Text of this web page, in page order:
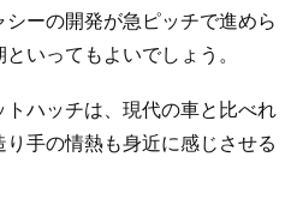
ーの開発が急ピッチで進めら
いってもよいでしょう。
ハッチは、現代の車と比べれ
手の情熱も身近に感じさせる